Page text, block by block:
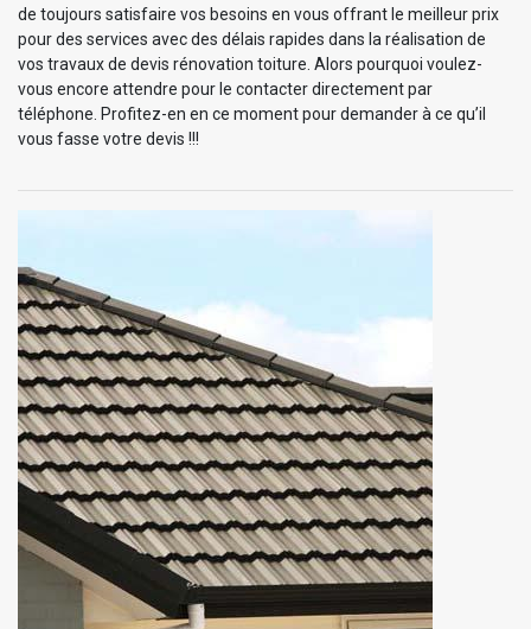
de toujours satisfaire vos besoins en vous offrant le meilleur prix
pour des services avec des délais rapides dans la réalisation de
vos travaux de devis rénovation toiture. Alors pourquoi voulez-
vous encore attendre pour le contacter directement par
téléphone. Profitez-en en ce moment pour demander à ce qu’il
vous fasse votre devis !!!